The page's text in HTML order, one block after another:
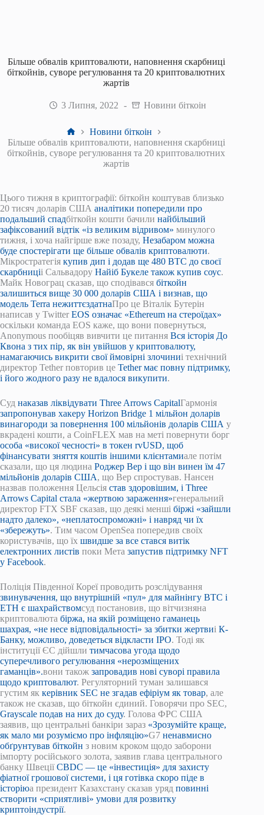
Більше обвалів криптовалюти, наповнення скарбниці
біткойнів, суворе регулювання та 20 криптовалютних
жартів
3 Липня, 2022 Новини біткоін
Головна
Новини біткоін
Більше обвалів криптовалюти, наповнення скарбниці
біткойнів, суворе регулювання та 20 криптовалютних
жартів
Цього тижня в криптографії: біткойн коштував близько
20 тисяч доларів США аналітики попередили про
подальший спадбіткойн кошти бачили найбільший
зафіксований відтік «із великим відривом» минулого
тижня, і хоча найгірше вже позаду, Незабаром можна
буде спостерігати ще більше обвалів криптовалюти.
Мікростратегія купив дип і додав ще 480 BTC до своєї
скарбниціі Сальвадору Найіб Букеле також купив соус.
Майк Новограц сказав, що сподівався біткойн
залишиться вище 30 000 доларів США і визнав, що
модель Terra нежиттєздатнаПро це Віталік Бутерін
написав у Twitter EOS означає «Ethereum на стероїдах»
оскільки команда EOS каже, що вони повернуться,
Anonymous пообіцяв вивчити це питання Вся історія До
Квона з тих пір, як він увійшов у криптовалюту,
намагаючись викрити свої ймовірні злочиниі технічний
директор Tether повторив це Tether має повну підтримку,
і його жодного разу не вдалося викупити.
Суд наказав ліквідувати Three Arrows CapitalГармонія
запропонував хакеру Horizon Bridge 1 мільйон доларів
винагороди за повернення 100 мільйонів доларів США у
вкрадені кошти, а CoinFLEX мав на меті повернути борг
особа «високої чесності» в токен rvUSD, щоб
фінансувати зняття коштів іншими клієнтамиале потім
сказали, що ця людина Роджер Вер і що він винен їм 47
мільйонів доларів США, що Вер спростував. Нансен
назвав положення Цельсія став здоровішим, і Three
Arrows Capital стала «жертвою зараження»генеральний
директор FTX SBF сказав, що деякі менші біржі «зайшли
надто далеко», «неплатоспроможні» і навряд чи їх
«збережуть». Тим часом OpenSea попередив своїх
користувачів, що їх швидше за все стався витік
електронних листів поки Мета запустив підтримку NFT
у Facebook.
Поліція Південної Кореї проводить розслідування
звинувачення, що внутрішній «пул» для майнінгу BTC і
ETH є шахрайствомсуд постановив, що вітчизняна
криптовалюта біржа, на якій розміщено гаманець
шахрая, «не несе відповідальності» за збитки жертвиі К-
Банку, можливо, доведеться відкласти IPO. Тоді як
інституції ЄС дійшли тимчасова угода щодо
суперечливого регулювання «нерозміщених
гаманців».вони також запровадив нові суворі правила
щодо криптовалют. Регуляторний туман залишався
густим як керівник SEC не згадав ефіріум як товар, але
також не сказав, що біткойн єдиний. Говорячи про SEC,
Grayscale подав на них до суду. Голова ФРС США
заявив, що центральні банкіри зараз «Зрозумійте краще,
як мало ми розуміємо про інфляцію»G7 ненавмисно
обґрунтував біткойн з новим кроком щодо заборони
імпорту російського золота, заявив глава центрального
банку ШвеціїCBDC — це «інвестиція» для захисту
фіатної грошової системи, і ця готівка скоро піде в
історіюа президент Казахстану сказав уряд повинні
створити «сприятливі» умови для розвитку
криптоіндустрії.